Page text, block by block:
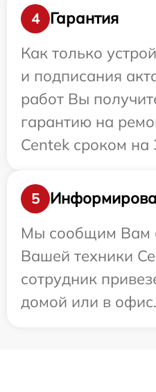
4
Гарантия
Как только
и подписания
работ Вы
гарантию на
Centek сроком на
5
Мы сообщим Вам
Вашей техники
сотрудник
домой или в офис.